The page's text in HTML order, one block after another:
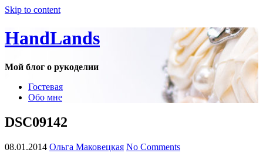
Skip to content
HandLands
Мой блог о рукоделии
Гостевая
Обо мне
DSC09142
08.01.2014 Ольга Маковецкая No Comments